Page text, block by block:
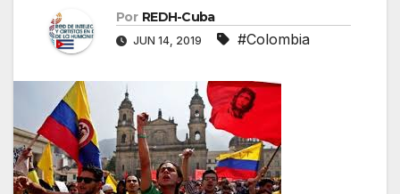
Por REDH-Cuba
JUN 14, 2019 #Colombia